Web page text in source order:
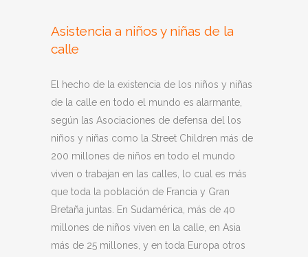
Asistencia a niños y niñas de la
calle
El hecho de la existencia de los niños y niñas
de la calle en todo el mundo es alarmante,
según las Asociaciones de defensa del los
niños y niñas como la Street Children más de
200 millones de niños en todo el mundo
viven o trabajan en las calles, lo cual es más
que toda la población de Francia y Gran
Bretaña juntas. En Sudamérica, más de 40
millones de niños viven en la calle, en Asia
más de 25 millones, y en toda Europa otros